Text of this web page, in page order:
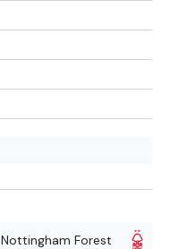
Nottingham Forest